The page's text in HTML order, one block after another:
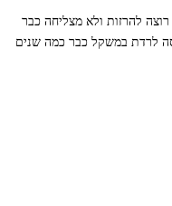
רוצה להרזות ולא מצליחה כבר
לרדת במשקל כבר כמה שנים